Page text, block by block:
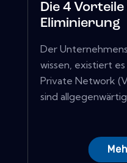
Die 4
Eliminierung
Der
wissen, existiert
Private Network
sind